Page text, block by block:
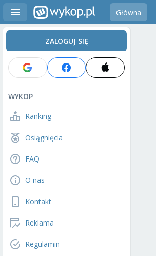
Główna
ZALOGUJ SIĘ
WYKOP
Ranking
Osiągnięcia
FAQ
O nas
Kontakt
Reklama
Regulamin